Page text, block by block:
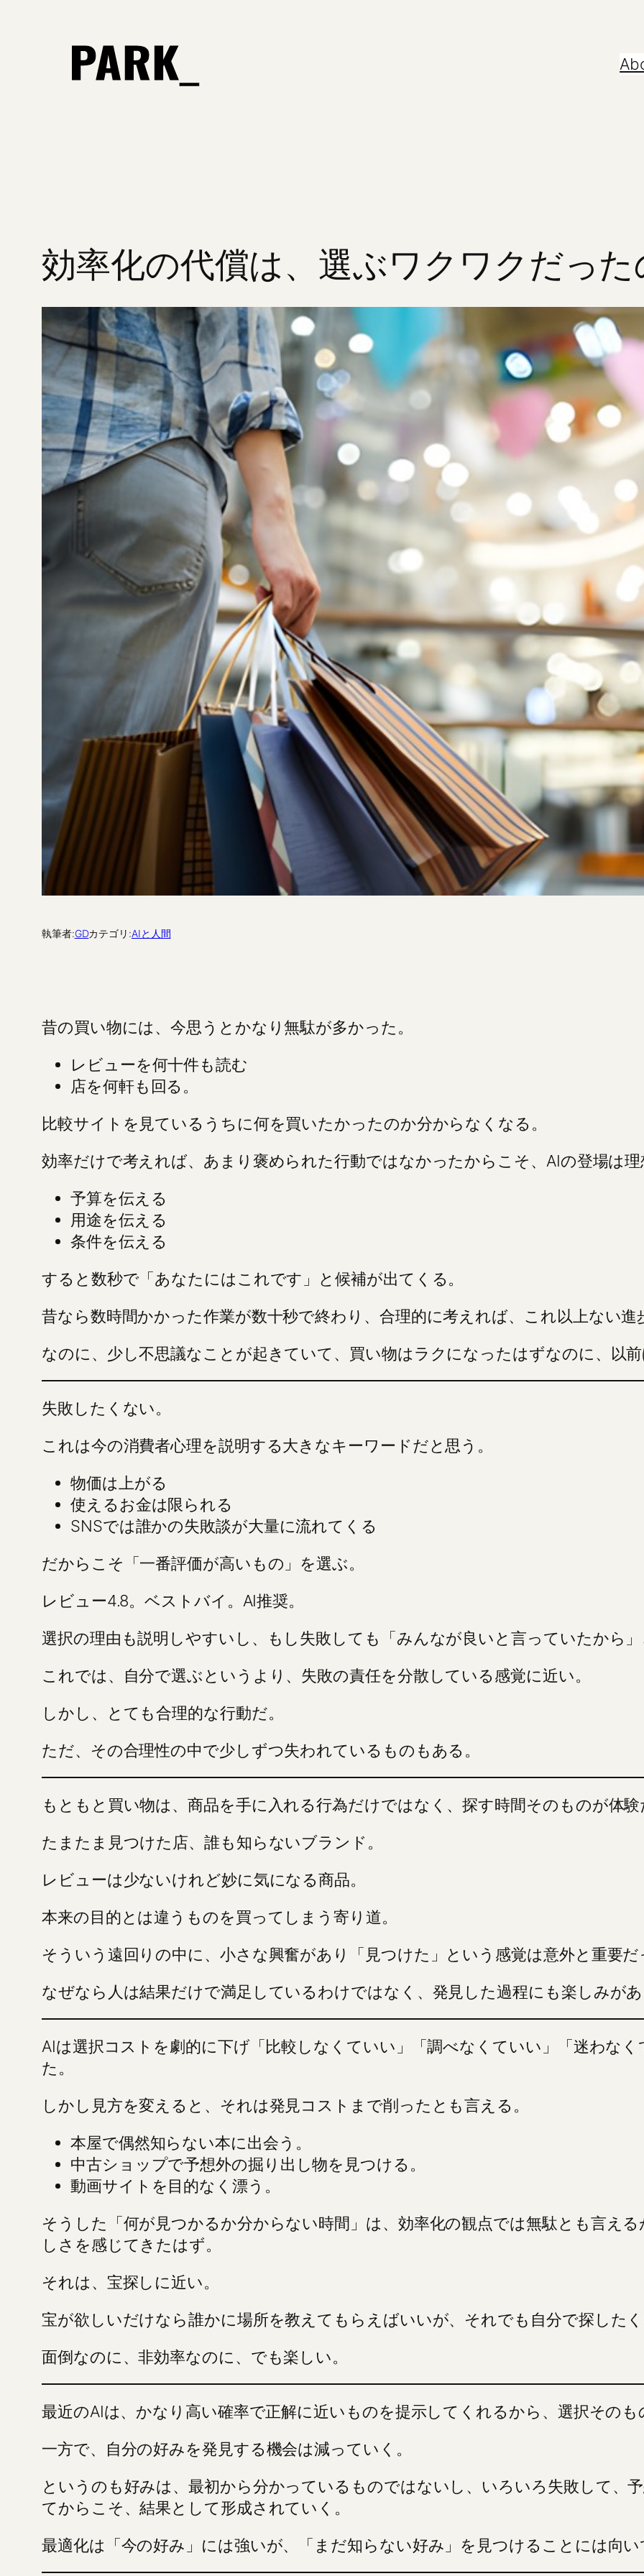
効率化の代償は、選ぶワクワクだっ
執筆者:GDカテゴリ:AIと人間
昔の買い物には、今思うとかなり無駄が多かった。
レビューを何十件も読む
店を何軒も回る。
比較サイトを見ているうちに何を買いたかったのか分からなくなる。
効率だけで考えれば、あまり褒められた行動ではなかったからこそ、AIの登場は理
予算を伝える
用途を伝える
条件を伝える
すると数秒で「あなたにはこれです」と候補が出てくる。
昔なら数時間かかった作業が数十秒で終わり、合理的に考えれば、これ以上ない進
なのに、少し不思議なことが起きていて、買い物はラクになったはずなのに、以
失敗したくない。
これは今の消費者心理を説明する大きなキーワードだと思う。
物価は上がる
使えるお金は限られる
SNSでは誰かの失敗談が大量に流れてくる
だからこそ「一番評価が高いもの」を選ぶ。
レビュー4.8。ベストバイ。AI推奨。
選択の理由も説明しやすいし、もし失敗しても「みんなが良いと言っていたから」
これでは、自分で選ぶというより、失敗の責任を分散している感覚に近い。
しかし、とても合理的な行動だ。
ただ、その合理性の中で少しずつ失われているものもある。
もともと買い物は、商品を手に入れる行為だけではなく、探す時間そのものが体験
たまたま見つけた店、誰も知らないブランド。
レビューは少ないけれど妙に気になる商品。
本来の目的とは違うものを買ってしまう寄り道。
そういう遠回りの中に、小さな興奮があり「見つけた」という感覚は意外と重要だ
なぜなら人は結果だけで満足しているわけではなく、発見した過程にも楽しみがあ
AIは選択コストを劇的に下げ「比較しなくていい」「調べなくていい」「迷わな
た。
しかし見方を変えると、それは発見コストまで削ったとも言える。
本屋で偶然知らない本に出会う。
中古ショップで予想外の掘り出し物を見つける。
動画サイトを目的なく漂う。
そうした「何が見つかるか分からない時間」は、効率化の観点では無駄とも言え
しさを感じてきたはず。
それは、宝探しに近い。
宝が欲しいだけなら誰かに場所を教えてもらえばいいが、それでも自分で探したく
面倒なのに、非効率なのに、でも楽しい。
最近のAIは、かなり高い確率で正解に近いものを提示してくれるから、選択そのも
一方で、自分の好みを発見する機会は減っていく。
というのも好みは、最初から分かっているものではないし、いろいろ失敗して、
てからこそ、結果として形成されていく。
最適化は「今の好み」には強いが、「まだ知らない好み」を見つけることには向い